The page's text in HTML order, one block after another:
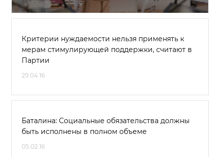
Критерии нуждаемости нельзя применять к
мерам стимулирующей поддержки, считают в
Партии
29.04.16
Баталина: Социальные обязательства должны
быть исполнены в полном объеме
05.02.16